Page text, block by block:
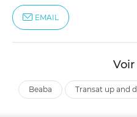
EMAIL
beaba transat up and